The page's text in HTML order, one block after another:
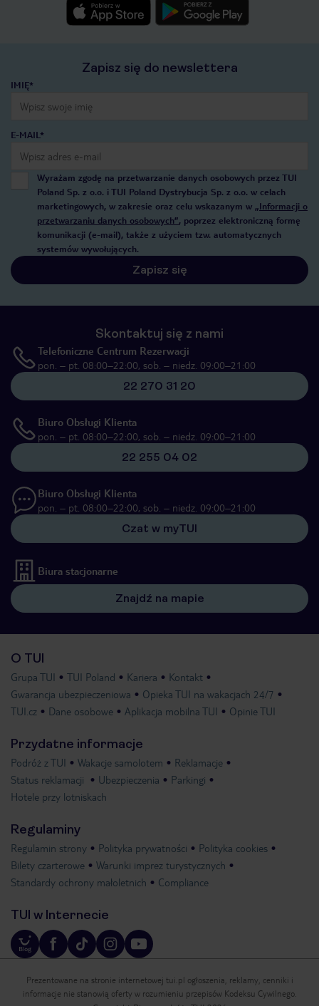
Zapisz się do newslettera
IMIĘ*
E-MAIL*
Wyrażam zgodę na przetwarzanie danych osobowych przez TUI
Poland Sp. z o.o. i TUI Poland Dystrybucja Sp. z o.o. w celach
marketingowych, w zakresie oraz celu wskazanym w „Informacji o
przetwarzaniu danych osobowych”, poprzez elektroniczną formę
komunikacji (e-mail), także z użyciem tzw. automatycznych
systemów wywołujących.
Zapisz się
Skontaktuj się z nami
Telefoniczne Centrum Rezerwacji
pon. – pt. 08:00–22:00, sob. – niedz. 09:00–21:00
22 270 31 20
Biuro Obsługi Klienta
pon. – pt. 08:00–22:00, sob. – niedz. 09:00–21:00
22 255 04 02
Biuro Obsługi Klienta
pon. – pt. 08:00–22:00, sob. – niedz. 09:00–21:00
Czat w myTUI
Biura stacjonarne
Znajdź na mapie
O TUI
Grupa TUI TUI Poland Kariera
Kontakt
Gwarancja ubezpieczeniowa
Opieka TUI na wakacjach 24/7
TUI.cz
Dane osobowe Aplikacja mobilna TUI Opinie TUI
Przydatne informacje
Podróż z TUI Wakacje samolotem
Reklamacje
Status reklamacji
Ubezpieczenia
Parkingi
Hotele przy lotniskach
Regulaminy
Regulamin strony Polityka prywatności
Polityka cookies
Bilety czarterowe
Warunki imprez turystycznych
Standardy ochrony małoletnich
Compliance
TUI w Internecie
Prezentowane na stronie internetowej tui.pl ogłoszenia, reklamy, cenniki i
informacje nie stanowią oferty w rozumieniu przepisów Kodeksu Cywilnego.